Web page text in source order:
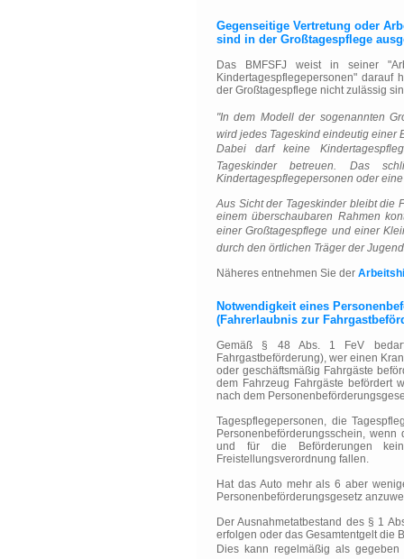
Gegenseitige Vertretung oder
sind in der Großtagespflege
Das BMFSFJ weist in seiner
Kindertagespflegepersonen" darauf
der Großtagespflege nicht zulässig
"In dem Modell der sogenannten
wird jedes Tageskind eindeutig einer
Dabei darf keine
Tageskinder betreuen. Das
Kindertagespflegepersonen oder
Aus Sicht der Tageskinder bleibt die
einem überschaubaren Rahmen
einer Großtagespflege und einer
durch den örtlichen Träger der
Näheres entnehmen Sie der
Notwendigkeit eines
(Fahrerlaubnis zur
Gemäß § 48 Abs. 1 FeV bedarf
Fahrgastbeförderung), wer einen
oder geschäftsmäßig Fahrgäste
dem Fahrzeug Fahrgäste befördert
nach dem
Tagespflegepersonen, die
Personenbeförderungsschein,
und für die Beförderungen
Freistellungsverordnung fallen.
Hat das Auto mehr als 6 aber
Personenbeförderungsgesetz
Der Ausnahmetatbestand des § 1
erfolgen oder das Gesamtentgelt die
Dies kann regelmäßig als